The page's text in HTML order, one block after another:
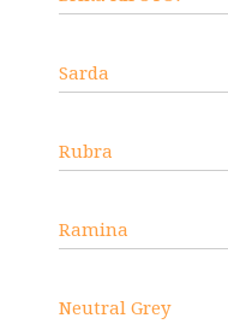
Sarda
Rubra
Ramina
Neutral Grey